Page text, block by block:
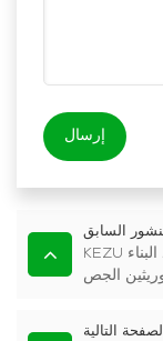
إرسال
السابق
KEZU البائعين الساخنة للذوبان في الماء منتجات مواد البناء
الجص
الصفحة التالية